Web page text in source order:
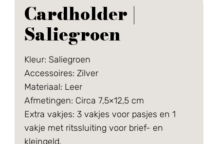
Cardholder |
Saliegroen
Kleur: Saliegroen
Accessoires: Zilver
Materiaal: Leer
Afmetingen: Circa 7,5×12,5 cm
Extra vakjes: 3 vakjes voor pasjes en 1
vakje met ritssluiting voor brief- en
kleingeld.